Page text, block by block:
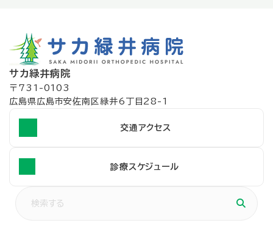
サカ緑井病院
〒731-0103
広島県広島市安佐南区緑井6丁目28-1
交通アクセス
診療スケジュール